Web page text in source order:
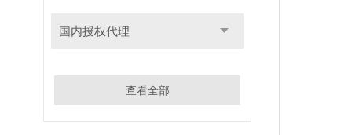
国内授权代理
查看全部